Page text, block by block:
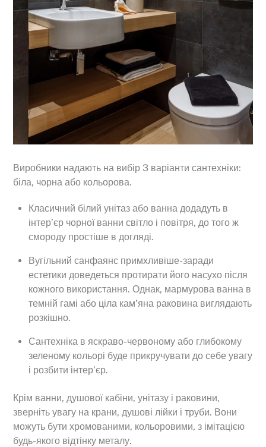
Виробники надають на вибір 3 варіанти сантехніки:
біла, чорна або кольорова.
Класичний білий унітаз або ванна додадуть в
інтер’єр чорної ванни світло і повітря, до того ж
смороду простіше в догляді.
Вугільний санфаянс примхливіше-заради
естетики доведеться протирати його насухо після
кожного використання. Однак, мармурова ванна в
темній гамі або ціла кам’яна раковина виглядають
розкішно.
Сантехніка в яскраво-червоному або глибокому
зеленому кольорі буде прикручувати до себе увагу
і розбити інтер’єр.
Крім ванни, душової кабіни, унітазу і раковини,
зверніть увагу на крани, душові лійки і труби. Вони
можуть бути хромованими, кольоровими, з імітацією
будь-якого відтінку металу.